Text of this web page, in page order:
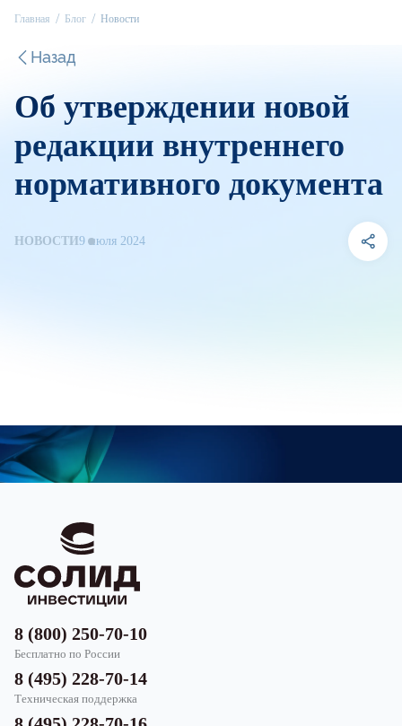
Главная Блог Новости
Назад
Об утверждении новой
редакции внутреннего
нормативного документа
НОВОСТИ 9 июля 2024
8 (800) 250-70-10
Бесплатно по России
8 (495) 228-70-14
Техническая поддержка